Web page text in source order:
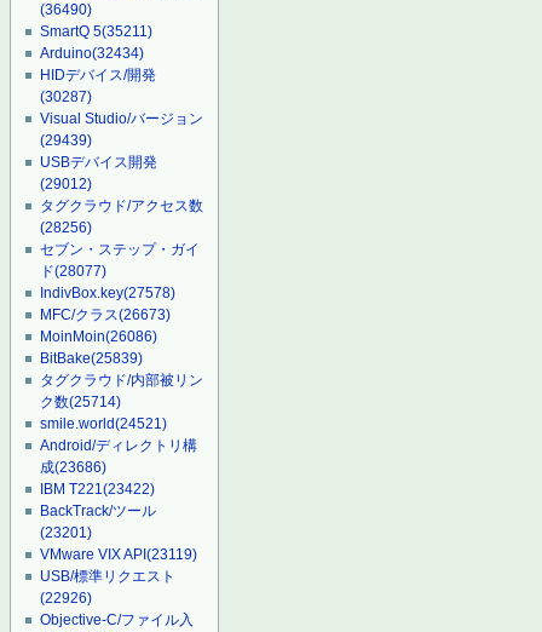
(36490)
SmartQ 5(35211)
Arduino(32434)
HIDデバイス/開発
(30287)
Visual Studio/バージョン
(29439)
USBデバイス開発
(29012)
タグクラウド/アクセス数
(28256)
セブン・ステップ・ガイ
ド(28077)
IndivBox.key(27578)
MFC/クラス(26673)
MoinMoin(26086)
BitBake(25839)
タグクラウド/内部被リン
ク数(25714)
smile.world(24521)
Android/ディレクトリ構
成(23686)
IBM T221(23422)
BackTrack/ツール
(23201)
VMware VIX API(23119)
USB/標準リクエスト
(22926)
Objective-C/ファイル入